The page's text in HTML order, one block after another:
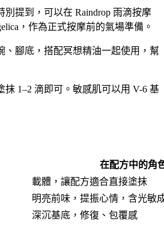
別提到，可以在 Raindrop 雨滴按摩
，作為正式按摩前的氣場準備。
、腳底，搭配冥想精油一起使用，幫
抹 1–2 滴即可。敏感肌可以用 V-6 基
在配方中的角
載體，讓配方適合直接塗抹
明亮前味，提振心情，含光敏
深沉基底，修復、包覆感